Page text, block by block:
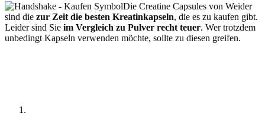
Die Creatine Capsules von Weider
sind die zur Zeit die besten Kreatinkapseln, die es zu kaufen gibt.
Leider sind Sie im Vergleich zu Pulver recht teuer. Wer trotzdem
unbedingt Kapseln verwenden möchte, sollte zu diesen greifen.